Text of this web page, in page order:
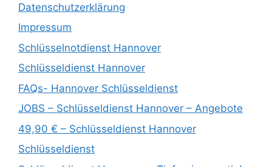
Datenschutzerklärung
Impressum
Schlüsselnotdienst Hannover
Schlüsseldienst Hannover
FAQs- Hannover Schlüsseldienst
JOBS – Schlüsseldienst Hannover – Angebote
49,90 € – Schlüsseldienst Hannover
Schlüsseldienst